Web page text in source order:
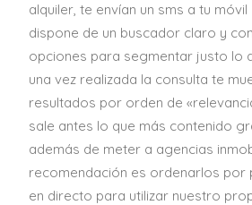
alquiler, te envían un sms a tu móvil
dispone de un buscador claro y
opciones para segmentar justo lo
una vez realizada la consulta te
resultados por orden de
sale antes lo que más contenido
además de meter a agencias
recomendación es ordenarlos por
en directo para utilizar nuestro